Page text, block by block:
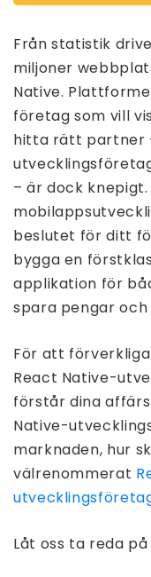
Från statistik
miljoner
Native.
företag som vill
hitta rätt partner
– är dock
beslutet för ditt
bygga en
applikation för
spara pengar och
För att
React Native-
förstår dina
Native-
marknaden, hur
välrenommerat
Låt oss ta reda på